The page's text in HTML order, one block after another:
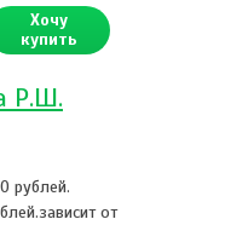
Хочу
купить
Р.Ш.
рублей.
от